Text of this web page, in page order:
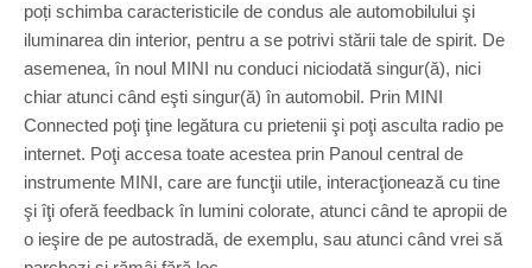
poți schimba caracteristicile de condus ale automobilului şi
iluminarea din interior, pentru a se potrivi stării tale de spirit. De
asemenea, în noul MINI nu conduci niciodată singur(ă), nici
chiar atunci când eşti singur(ă) în automobil. Prin MINI
Connected poţi ţine legătura cu prietenii şi poţi asculta radio pe
internet. Poţi accesa toate acestea prin Panoul central de
instrumente MINI, care are funcţii utile, interacţionează cu tine
şi îţi oferă feedback în lumini colorate, atunci când te apropii de
o ieşire de pe autostradă, de exemplu, sau atunci când vrei să